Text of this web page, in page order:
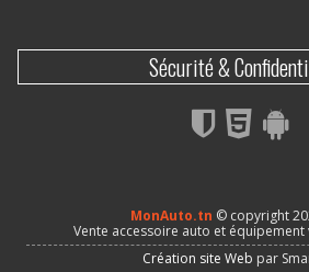
Sécurité &
MonAuto.tn © copyright
Vente accessoire auto et équipement
Création site Web par